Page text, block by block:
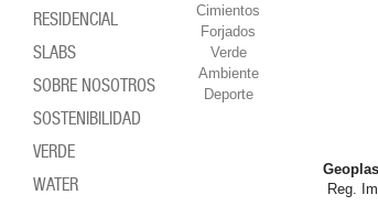
RESIDENCIAL
SLABS
SOBRE NOSOTROS
SOSTENIBILIDAD
VERDE
WATER
Cimientos
Forjados
Verde
Ambiente
Deporte
Reg.